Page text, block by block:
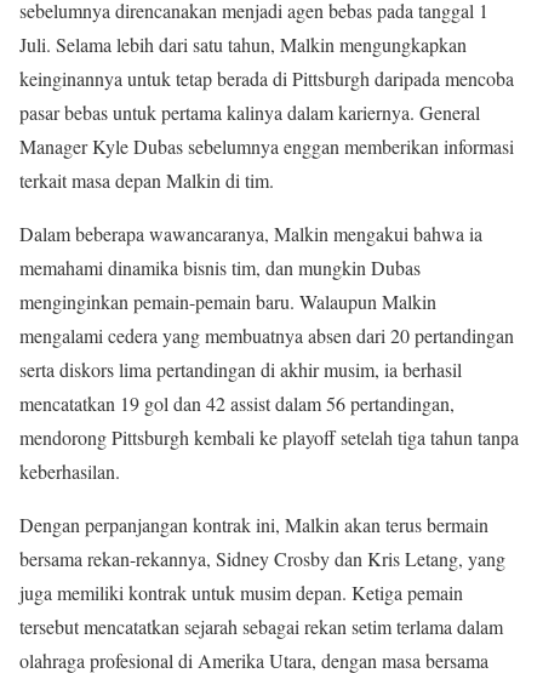
sebelumnya direncanakan menjadi agen bebas pada tanggal 1
Juli. Selama lebih dari satu tahun, Malkin mengungkapkan
keinginannya untuk tetap berada di Pittsburgh daripada mencoba
pasar bebas untuk pertama kalinya dalam kariernya. General
Manager Kyle Dubas sebelumnya enggan memberikan informasi
terkait masa depan Malkin di tim.
Dalam beberapa wawancaranya, Malkin mengakui bahwa ia
memahami dinamika bisnis tim, dan mungkin Dubas
menginginkan pemain-pemain baru. Walaupun Malkin
mengalami cedera yang membuatnya absen dari 20 pertandingan
serta diskors lima pertandingan di akhir musim, ia berhasil
mencatatkan 19 gol dan 42 assist dalam 56 pertandingan,
mendorong Pittsburgh kembali ke playoff setelah tiga tahun tanpa
keberhasilan.
Dengan perpanjangan kontrak ini, Malkin akan terus bermain
bersama rekan-rekannya, Sidney Crosby dan Kris Letang, yang
juga memiliki kontrak untuk musim depan. Ketiga pemain
tersebut mencatatkan sejarah sebagai rekan setim terlama dalam
olahraga profesional di Amerika Utara, dengan masa bersama